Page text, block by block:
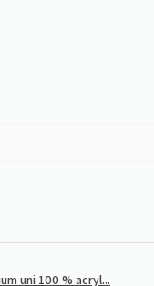
uni 100 % acryl...